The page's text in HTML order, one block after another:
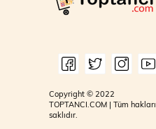
Copyright © 2022
TOPTANCI.COM | Tüm hakları
saklıdır.